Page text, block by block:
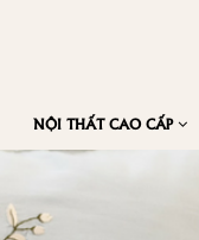
NỘI THẤT CAO CẤP